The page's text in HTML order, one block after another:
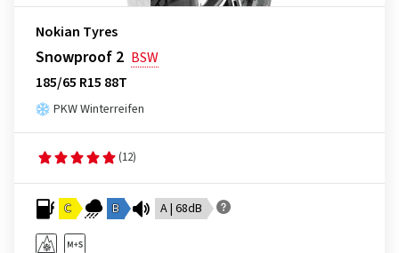
Nokian Tyres
Snowproof 2 BSW
185/65 R15 88T
PKW Winterreifen
(12)
C B A | 68dB